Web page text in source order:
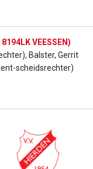
VEESSEN)
Balster, Gerrit
scheidsrechter)